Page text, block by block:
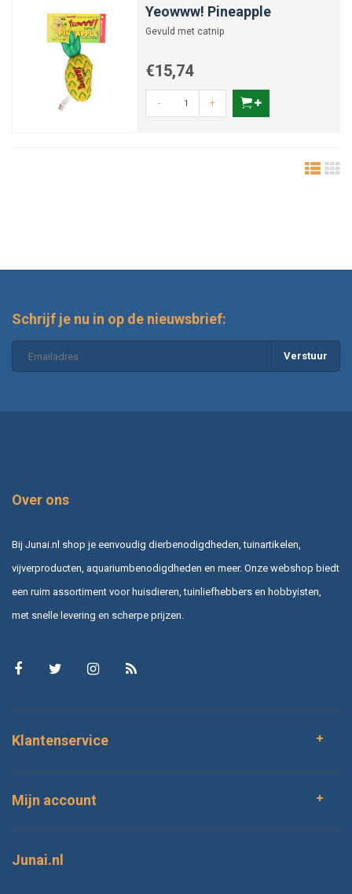
Yeowww! Pineapple
Gevuld met catnip
€15,74
- +
Schrijf je nu in op de nieuwsbrief:
Verstuur
Over ons
Bij Junai.nl shop je eenvoudig dierbenodigdheden, tuinartikelen,
vijverproducten, aquariumbenodigdheden en meer. Onze webshop biedt
een ruim assortiment voor huisdieren, tuinliefhebbers en hobbyisten,
met snelle levering en scherpe prijzen.
Klantenservice
Mijn account
Junai.nl